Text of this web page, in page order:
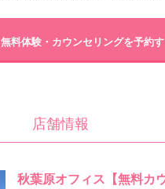
無料体験・カウンセリングを予約
店舗情報
秋葉原オフィス【無料カ